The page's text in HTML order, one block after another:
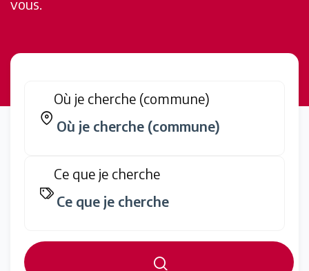
vous.
Où je cherche (commune)
Ce que je cherche